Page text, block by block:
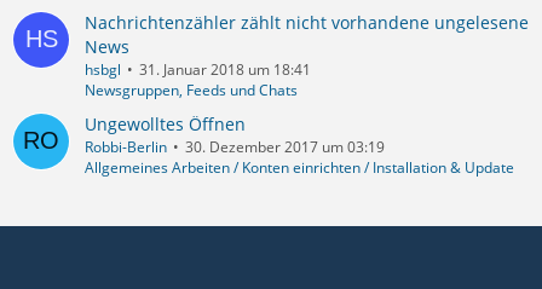
Nachrichtenzähler zählt nicht vorhandene ungelesene
News
hsbgl
31. Januar 2018 um 18:41
Newsgruppen, Feeds und Chats
Ungewolltes Öffnen
Robbi-Berlin
30. Dezember 2017 um 03:19
Allgemeines Arbeiten / Konten einrichten / Installation & Update